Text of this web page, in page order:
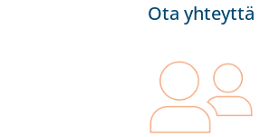
Ota yhteyttä